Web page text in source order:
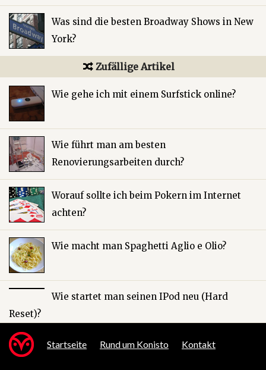
Was sind die besten Broadway Shows in New
York?
Zufällige Artikel
Wie gehe ich mit einem Surfstick online?
Wie führt man am besten
Renovierungsarbeiten durch?
Worauf sollte ich beim Pokern im Internet
achten?
Wie macht man Spaghetti Aglio e Olio?
Wie startet man seinen IPod neu (Hard
Reset)?
Startseite Rund um Konisto Kontakt